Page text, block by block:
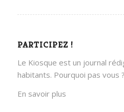
PARTICIPEZ !
Le Kiosque est un journal
habitants. Pourquoi pas vous ?
En savoir plus